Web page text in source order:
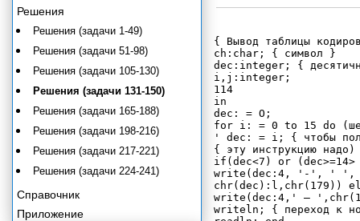
{ Вывод таблицы
ch:char; { символ }
dec:integer; {
i,j:integer;
114
in
dec: = O;
for i: = 0 to 15 do
' dec: = i; { чтобы
{ эту инструкцию
if(dec<7) or (dec>=14>
write(dec:4, '-', ' ',
chr(dec):l,chr(179))
write(dec:4,' –
writeln; { переход к
Решения
Решения (задачи 1-49)
Решения (задачи 51-98)
Решения (задачи 105-130)
Решения (задачи 131-150)
Решения (задачи 165-188)
Решения (задачи 198-216)
Решения (задачи 217-221)
Решения (задачи 224-241)
Справочник
Приложение